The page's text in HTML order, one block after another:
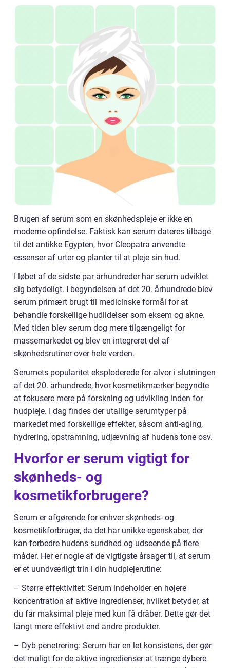
Brugen af serum som en skønhedspleje er ikke en
moderne opfindelse. Faktisk kan serum dateres tilbage
til det antikke Egypten, hvor Cleopatra anvendte
essenser af urter og planter til at pleje sin hud.
I løbet af de sidste par århundreder har serum udviklet
sig betydeligt. I begyndelsen af det 20. århundrede blev
serum primært brugt til medicinske formål for at
behandle forskellige hudlidelser som eksem og akne.
Med tiden blev serum dog mere tilgængeligt for
massemarkedet og blev en integreret del af
skønhedsrutiner over hele verden.
Serumets popularitet eksploderede for alvor i slutningen
af det 20. århundrede, hvor kosmetikmærker begyndte
at fokusere mere på forskning og udvikling inden for
hudpleje. I dag findes der utallige serumtyper på
markedet med forskellige effekter, såsom anti-aging,
hydrering, opstramning, udjævning af hudens tone osv.
Hvorfor er serum vigtigt for
skønheds- og
kosmetikforbrugere?
Serum er afgørende for enhver skønheds- og
kosmetikforbruger, da det har unikke egenskaber, der
kan forbedre hudens sundhed og udseende på flere
måder. Her er nogle af de vigtigste årsager til, at serum
er et uundværligt trin i din hudplejerutine:
– Større effektivitet: Serum indeholder en højere
koncentration af aktive ingredienser, hvilket betyder, at
du får maksimal pleje med kun få dråber. Dette gør det
langt mere effektivt end andre produkter.
– Dyb penetrering: Serum har en let konsistens, der gør
det muligt for de aktive ingredienser at trænge dybere